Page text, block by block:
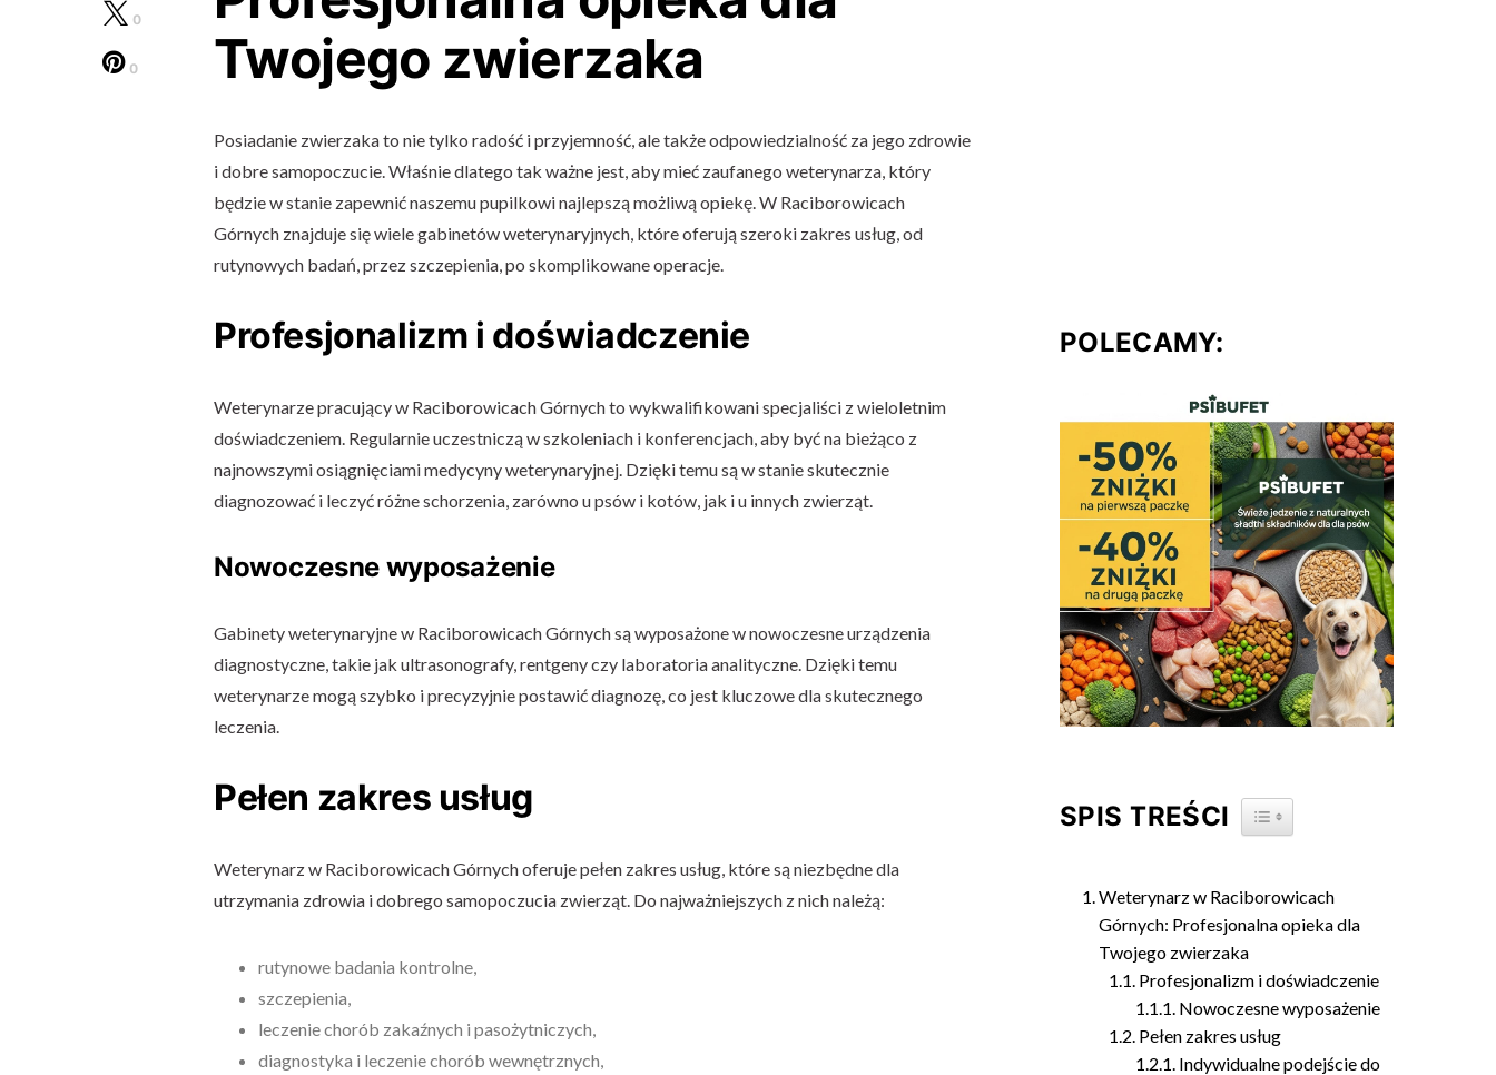
0
0
Twojego zwierzaka
Posiadanie zwierzaka to nie tylko radość i przyjemność, ale także odpowiedzialność za jego zdrowie
i dobre samopoczucie. Właśnie dlatego tak ważne jest, aby mieć zaufanego weterynarza, który
będzie w stanie zapewnić naszemu pupilkowi najlepszą możliwą opiekę. W Raciborowicach
Górnych znajduje się wiele gabinetów weterynaryjnych, które oferują szeroki zakres usług, od
rutynowych badań, przez szczepienia, po skomplikowane operacje.
Profesjonalizm i doświadczenie
Weterynarze pracujący w Raciborowicach Górnych to wykwalifikowani specjaliści z wieloletnim
doświadczeniem. Regularnie uczestniczą w szkoleniach i konferencjach, aby być na bieżąco z
najnowszymi osiągnięciami medycyny weterynaryjnej. Dzięki temu są w stanie skutecznie
diagnozować i leczyć różne schorzenia, zarówno u psów i kotów, jak i u innych zwierząt.
Nowoczesne wyposażenie
Gabinety weterynaryjne w Raciborowicach Górnych są wyposażone w nowoczesne urządzenia
diagnostyczne, takie jak ultrasonografy, rentgeny czy laboratoria analityczne. Dzięki temu
weterynarze mogą szybko i precyzyjnie postawić diagnozę, co jest kluczowe dla skutecznego
leczenia.
Pełen zakres usług
Weterynarz w Raciborowicach Górnych oferuje pełen zakres usług, które są niezbędne dla
utrzymania zdrowia i dobrego samopoczucia zwierząt. Do najważniejszych z nich należą:
rutynowe badania kontrolne,
szczepienia,
leczenie chorób zakaźnych i pasożytniczych,
diagnostyka i leczenie chorób wewnętrznych,
POLECAMY:
SPIS TREŚCI TOGGLE TABLE OF CONTENT
Weterynarz w Raciborowicach
Górnych: Profesjonalna opieka dla
Twojego zwierzaka
Profesjonalizm i doświadczenie
Nowoczesne wyposażenie
Pełen zakres usług
Indywidualne podejście do